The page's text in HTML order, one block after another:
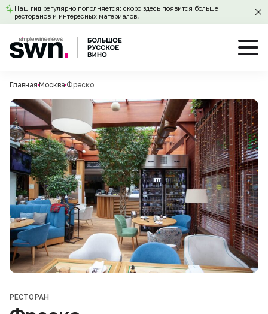
Наш гид регулярно пополняется: скоро здесь появится больше
ресторанов и интересных материалов.
Главная Москва Фреско
РЕСТОРАН